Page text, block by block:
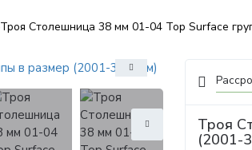
Троя Столешница 38 мм 01-04 Top Surface
Троя
(2001-